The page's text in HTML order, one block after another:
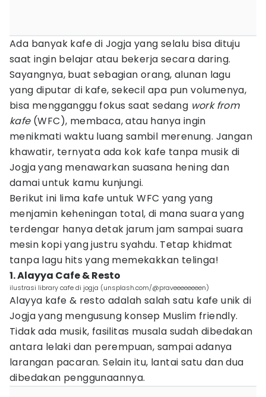
Ada banyak kafe di Jogja yang selalu bisa dituju
saat ingin belajar atau bekerja secara daring.
Sayangnya, buat sebagian orang, alunan lagu
yang diputar di kafe, sekecil apa pun volumenya,
bisa mengganggu fokus saat sedang work from
kafe (WFC), membaca, atau hanya ingin
menikmati waktu luang sambil merenung. Jangan
khawatir, ternyata ada kok kafe tanpa musik di
Jogja yang menawarkan suasana hening dan
damai untuk kamu kunjungi.
Berikut ini lima kafe untuk WFC yang yang
menjamin keheningan total, di mana suara yang
terdengar hanya detak jarum jam sampai suara
mesin kopi yang justru syahdu. Tetap khidmat
tanpa lagu hits yang memekakkan telinga!
1. Alayya Cafe & Resto
ilustrasi library cafe di jogja (unsplash.com/@praveeeeeeeen)
Alayya kafe & resto adalah salah satu kafe unik di
Jogja yang mengusung konsep Muslim friendly.
Tidak ada musik, fasilitas musala sudah dibedakan
antara lelaki dan perempuan, sampai adanya
larangan pacaran. Selain itu, lantai satu dan dua
dibedakan penggunaannya.